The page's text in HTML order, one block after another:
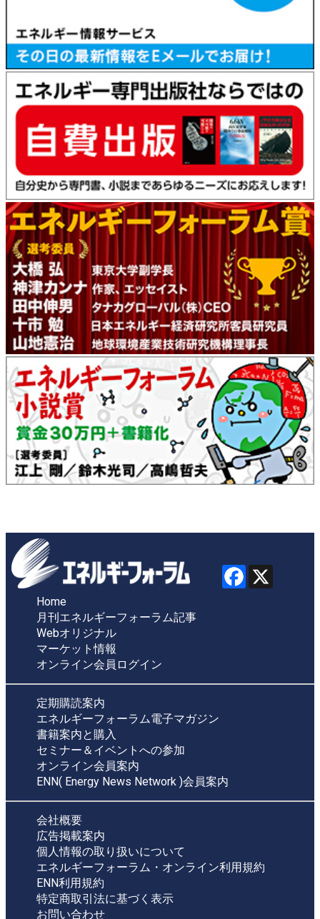
Home
月刊エネルギーフォーラム記事
Webオリジナル
マーケット情報
オンライン会員ログイン
定期購読案内
エネルギーフォーラム電子マガジン
書籍案内と購入
セミナー＆イベントへの参加
オンライン会員案内
ENN( Energy News Network )会員案内
会社概要
広告掲載案内
個人情報の取り扱いについて
エネルギーフォーラム・オンライン利用規約
ENN利用規約
特定商取引法に基づく表示
お問い合わせ